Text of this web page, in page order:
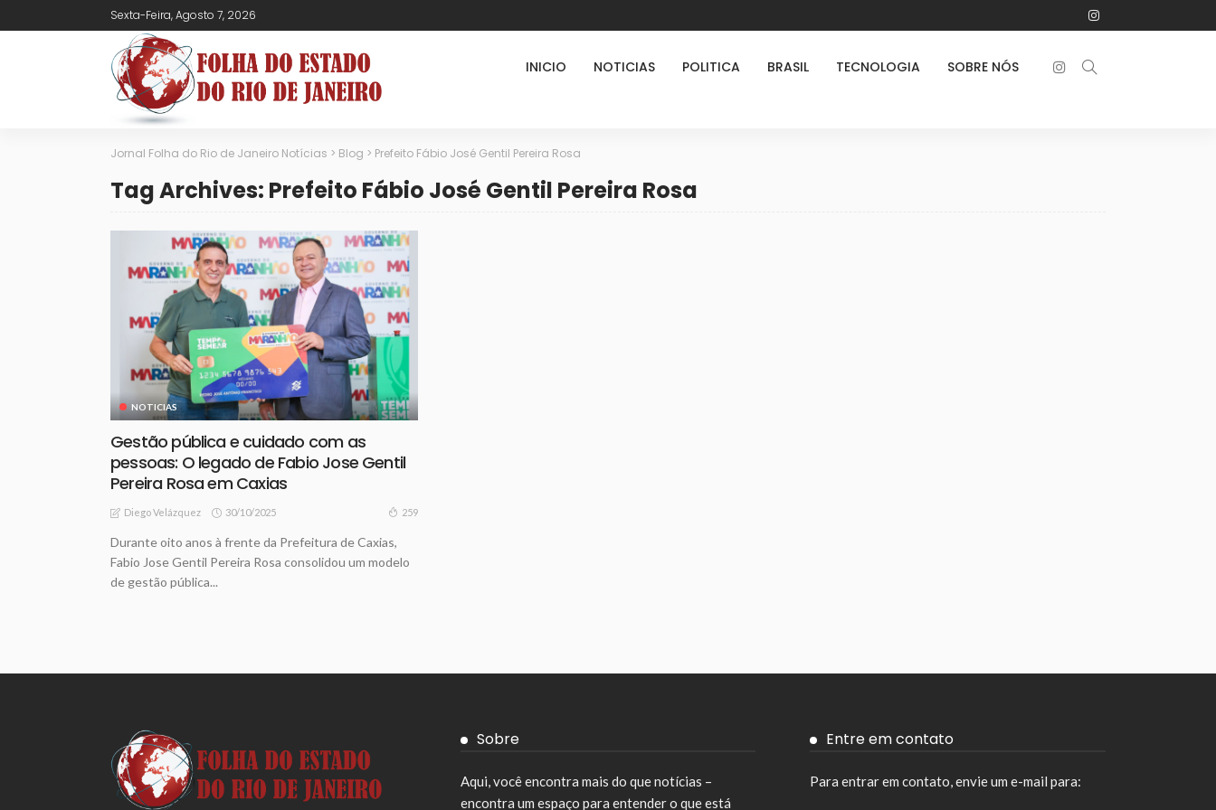
Sexta-Feira, Agosto 7, 2026
INICIO NOTICIAS POLITICA BRASIL TECNOLOGIA SOBRE NÓS
Jornal Folha do Rio de Janeiro Notícias > Blog > Prefeito Fábio José Gentil Pereira Rosa
Tag Archives: Prefeito Fábio José Gentil Pereira Rosa
NOTICIAS
Gestão pública e cuidado com as
pessoas: O legado de Fabio Jose Gentil
Pereira Rosa em Caxias
Diego Velázquez 30/10/2025 259
Durante oito anos à frente da Prefeitura de Caxias,
Fabio Jose Gentil Pereira Rosa consolidou um modelo
de gestão pública...
Sobre
Aqui, você encontra mais do que notícias –
encontra um espaço para entender o que está
Entre em contato
Para entrar em contato, envie um e-mail para: